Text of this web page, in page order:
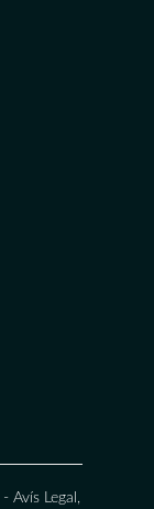
- Avís Legal ,